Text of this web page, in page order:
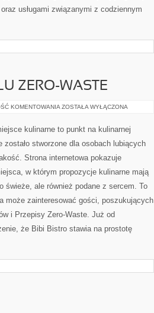
usługami związanymi z codziennym
ZERO-WASTE
KOMENTOWANIA KUCHNIA
STYLU
ZERO-
ZOSTAŁA WYŁĄCZONA
kulinarne to punkt na kulinarnej
zostało stworzone dla osobach lubiących
Strona internetowa pokazuje
w którym propozycje kulinarne mają
świeże, ale również podane z sercem. To
może zainteresować gości, poszukujących
i Przepisy Zero-Waste. Już od
że Bibi Bistro stawia na prostotę